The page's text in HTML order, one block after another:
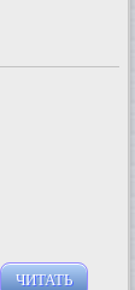
ЧИТАТЬ